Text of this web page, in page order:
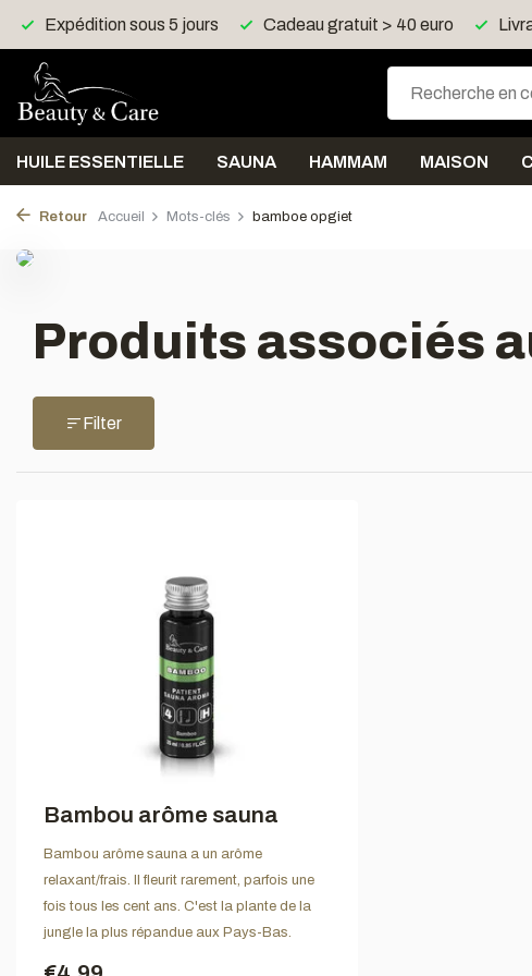
Expédition sous 5 jours Cadeau gratuit > 40 euro
HUILE ESSENTIELLE SAUNA HAMMAM MAISON
Retour Accueil Mots-clés bamboe opgiet
Produits associés
Filter
Bambou arôme sauna
Bambou arôme sauna a un arôme
relaxant/frais. Il fleurit rarement, parfois une
fois tous les cent ans. C'est la plante de la
jungle la plus répandue aux Pays-Bas.